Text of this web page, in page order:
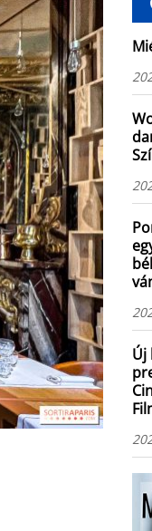
Új